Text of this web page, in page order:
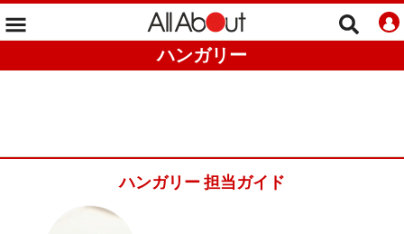
ハンガリー
ハンガリー 担当ガイド